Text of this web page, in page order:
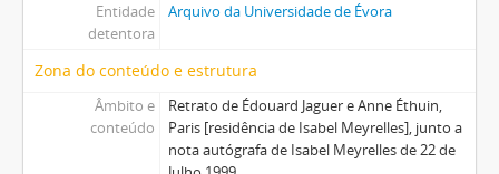
Entidade
detentora
Arquivo da Universidade de Évora
Zona do conteúdo e estrutura
Âmbito e
conteúdo
Retrato de Édouard Jaguer e Anne Éthuin,
Paris [residência de Isabel Meyrelles], junto a
nota autógrafa de Isabel Meyrelles de 22 de